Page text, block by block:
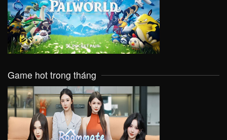
VIEW
Game hot trong tháng
VIEW